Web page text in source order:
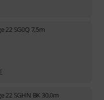
22 SG0Q 7,5m
22 SGHN BK 30,0m